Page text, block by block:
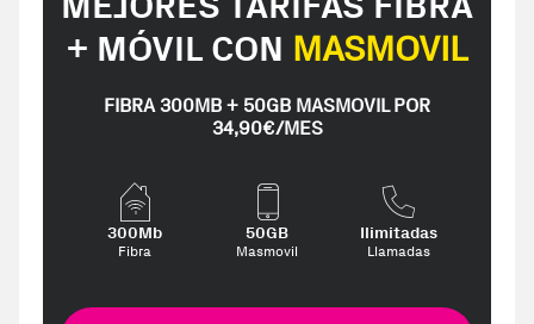
+ MÓVIL CON MASMOVIL
FIBRA 300MB + 50GB MASMOVIL POR
34,90€/MES
300Mb
Fibra
50GB
Masmovil
Ilimitadas
Llamadas